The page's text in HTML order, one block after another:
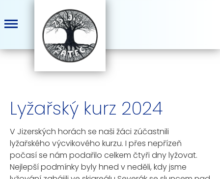
Lyžařský kurz 2024
V Jizerských horách se naši žáci zúčastnili
lyžařského výcvikového kurzu. I přes nepřízeň
počasí se nám podařilo celkem čtyři dny lyžovat.
Nejlepší podmínky byly hned v neděli, kdy jsme